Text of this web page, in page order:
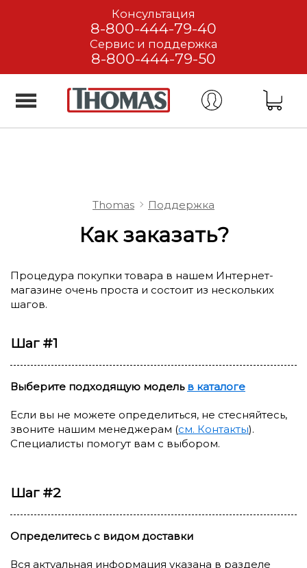
Консультация
8-800-444-79-40
Сервис и поддержка
8-800-444-79-50
Thomas Поддержка
Как заказать?
Процедура покупки товара в нашем Интернет-
магазине очень проста и состоит из нескольких
шагов.
Шаг #1
Выберите подходящую модель в каталоге
Если вы не можете определиться, не стесняйтесь,
звоните нашим менеджерам (см. Контакты).
Специалисты помогут вам с выбором.
Шаг #2
Определитесь с видом доставки
Вся актуальная информация указана в разделе